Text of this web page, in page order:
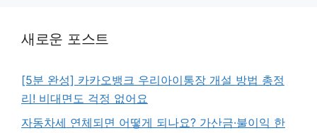
새로운 포스트
[5분 완성] 카카오뱅크 우리아이통장 개설 방법 총정
리! 비대면도 걱정 없어요
자동차세 연체되면 어떻게 되나요? 가산금·불이익 한